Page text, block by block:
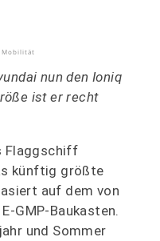
Mobilität
nun den Ioniq
ist er recht
Flaggschiff
künftig größte
auf dem von
GMP-Baukasten.
und Sommer